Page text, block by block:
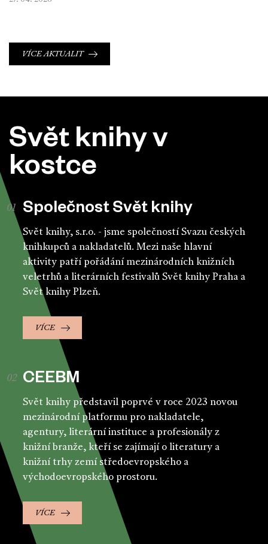
VÍCE AKTUALIT
Svět knihy v
kostce
Společnost Svět knihy
Svět knihy, s.r.o. - jsme společností Svazu českých
knihkupců a nakladatelů. Mezi naše hlavní
aktivity patří pořádání mezinárodních knižních
veletrhů a literárních festivalů Svět knihy Praha a
Svět knihy Plzeň.
VÍCE
CEEBM
Svět knihy představil poprvé v roce 2023 novou
mezinárodní platformu pro nakladatele,
agentury, literární instituce a profesionály z
knižní branže, kteří se zajímají o literatury a
knižní trhy zemí středoevropského a
východoevropského prostoru.
VÍCE